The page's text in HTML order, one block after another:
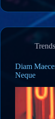
Trends
Diam
Neque